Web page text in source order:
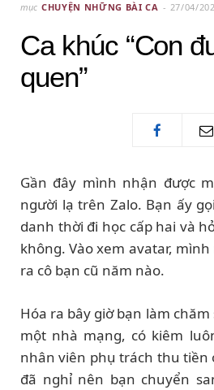
mục CHUYỆN NHỮNG BÀI CA 27/04/
Ca khúc “Con
quen”
Gần đây mình nhận được
người lạ trên Zalo. Bạn ấy
danh thời đi học cấp hai và
không. Vào xem avatar,
ra cô bạn cũ năm nào.
Hóa ra bây giờ bạn làm
một nhà mạng, có kiêm
nhân viên phụ trách thu tiền
đã nghỉ nên bạn chuyển